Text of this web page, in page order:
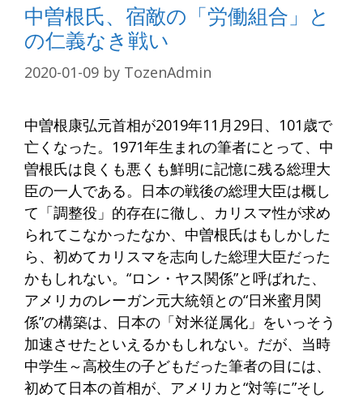
中曽根氏、宿敵の「労働組合」と
の仁義なき戦い
2020-01-09 by TozenAdmin
中曽根康弘元首相が2019年11月29日、101歳で
亡くなった。1971年生まれの筆者にとって、中
曽根氏は良くも悪くも鮮明に記憶に残る総理大
臣の一人である。日本の戦後の総理大臣は概し
て「調整役」的存在に徹し、カリスマ性が求め
られてこなかったなか、中曽根氏はもしかした
ら、初めてカリスマを志向した総理大臣だった
かもしれない。“ロン・ヤス関係”と呼ばれた、
アメリカのレーガン元大統領との“日米蜜月関
係”の構築は、日本の「対米従属化」をいっそう
加速させたといえるかもしれない。だが、当時
中学生～高校生の子どもだった筆者の目には、
初めて日本の首相が、アメリカと“対等に”そし